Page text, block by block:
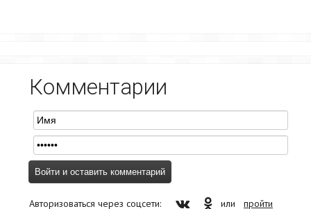
Комментарии
Авторизоваться через соцсети: или пройти